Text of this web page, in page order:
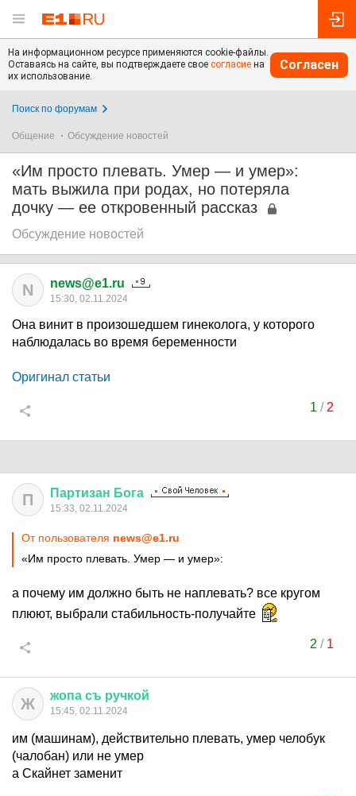
На информационном ресурсе применяются cookie-файлы.
Оставаясь на сайте, вы подтверждаете свое согласие на
их использование.
Согласен
Поиск по форумам
Общение Обсуждение новостей
«Им просто плевать. Умер — и умер»:
мать выжила при родах, но потеряла
дочку — ее откровенный рассказ
Обсуждение новостей
N news@e1.ru
15:30, 02.11.2024
Она винит в произошедшем гинеколога, у которого
наблюдалась во время беременности
Оригинал статьи
1 / 2
П Партизан Бога
15:33, 02.11.2024
От пользователя news@e1.ru
«Им просто плевать. Умер — и умер»:
а почему им должно быть не наплевать? все кругом
плюют, выбрали стабильность-получайте
2 / 1
Ж жопа съ ручкой
15:45, 02.11.2024
им (машинам), действительно плевать, умер челобук
(чалобан) или не умер
а Скайнет заменит